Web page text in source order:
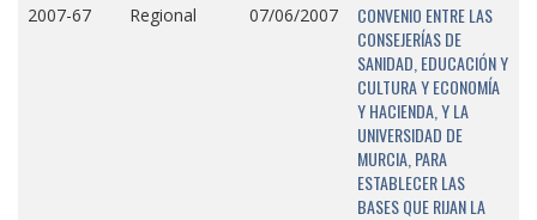
2007-67 Regional 07/06/2007
CONVENIO ENTRE LAS
CONSEJERÍAS DE
SANIDAD, EDUCACIÓN Y
CULTURA Y ECONOMÍA
Y HACIENDA, Y LA
UNIVERSIDAD DE
MURCIA, PARA
ESTABLECER LAS
BASES QUE RIJAN LA